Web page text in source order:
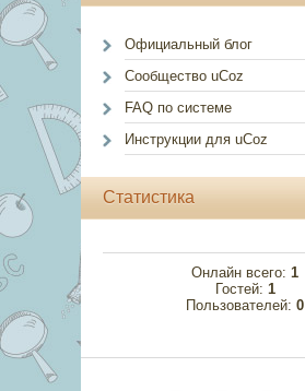
Официальный блог
Сообщество uCoz
FAQ по системе
Инструкции для uCoz
Статистика
Онлайн всего: 1
Гостей: 1
Пользователей: 0